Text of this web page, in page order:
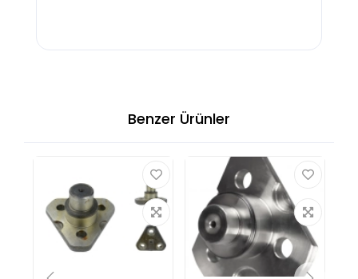
Benzer Ürünler